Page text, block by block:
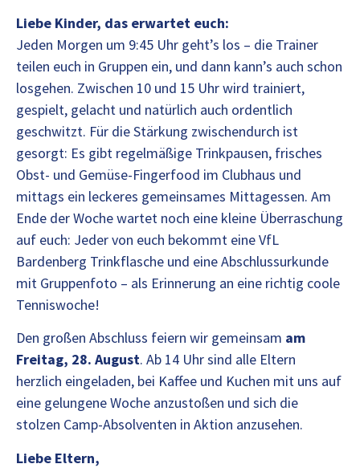
Liebe Kinder, das erwartet euch:
Jeden Morgen um 9:45 Uhr geht’s los – die Trainer
teilen euch in Gruppen ein, und dann kann’s auch schon
losgehen. Zwischen 10 und 15 Uhr wird trainiert,
gespielt, gelacht und natürlich auch ordentlich
geschwitzt. Für die Stärkung zwischendurch ist
gesorgt: Es gibt regelmäßige Trinkpausen, frisches
Obst- und Gemüse-Fingerfood im Clubhaus und
mittags ein leckeres gemeinsames Mittagessen. Am
Ende der Woche wartet noch eine kleine Überraschung
auf euch: Jeder von euch bekommt eine VfL
Bardenberg Trinkflasche und eine Abschlussurkunde
mit Gruppenfoto – als Erinnerung an eine richtig coole
Tenniswoche!
Den großen Abschluss feiern wir gemeinsam am
Freitag, 28. August. Ab 14 Uhr sind alle Eltern
herzlich eingeladen, bei Kaffee und Kuchen mit uns auf
eine gelungene Woche anzustoßen und sich die
stolzen Camp-Absolventen in Aktion anzusehen.
Liebe Eltern,